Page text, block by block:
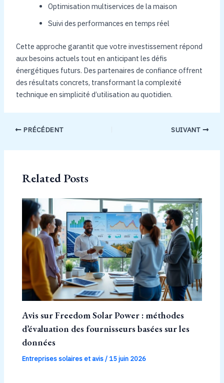
Optimisation multiservices de la maison
Suivi des performances en temps réel
Cette approche garantit que votre investissement répond
aux besoins actuels tout en anticipant les défis
énergétiques futurs. Des partenaires de confiance offrent
des résultats concrets, transformant la complexité
technique en simplicité d’utilisation au quotidien.
PRÉCÉDENT SUIVANT
Related Posts
Avis sur Freedom Solar Power : méthodes
d’évaluation des fournisseurs basées sur les
données
Entreprises solaires et avis/ 15 juin 2026